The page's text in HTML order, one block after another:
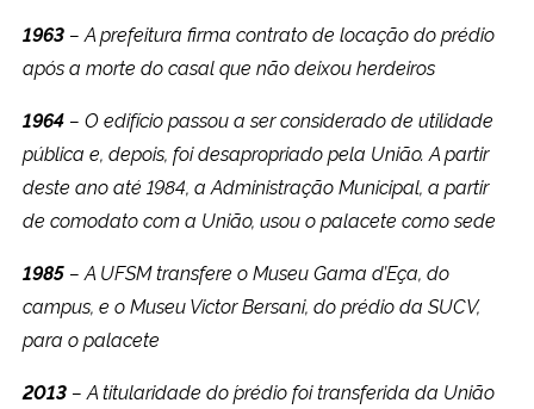
1963 – A prefeitura firma contrato de locação do prédio
após a morte do casal que não deixou herdeiros
1964 – O edifício passou a ser considerado de utilidade
pública e, depois, foi desapropriado pela União. A partir
deste ano até 1984, a Administração Municipal, a partir
de comodato com a União, usou o palacete como sede
1985 – A UFSM transfere o Museu Gama d’Eça, do
campus, e o Museu Victor Bersani, do prédio da SUCV,
para o palacete
2013 – A titularidade do ´prédio foi transferida da União